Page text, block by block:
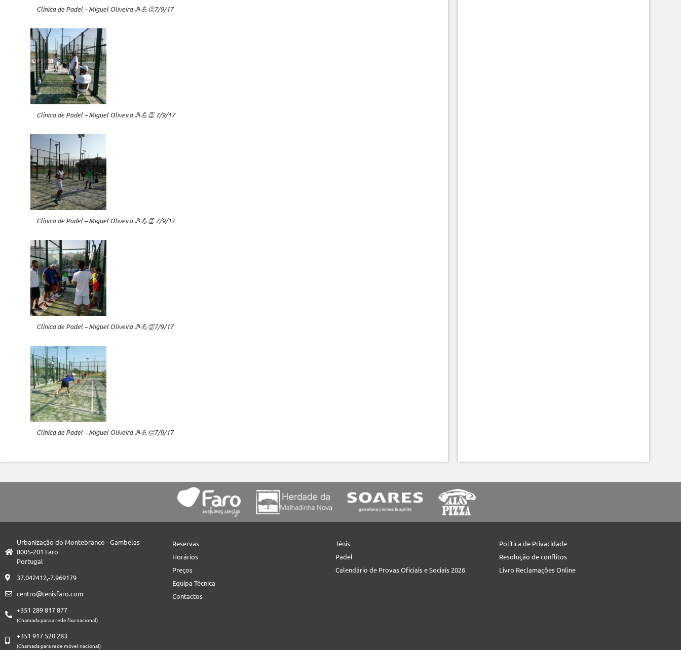
Clínica de Padel – Miguel Oliveira 🎾💪👏7/9/17
Clínica de Padel – Miguel Oliveira 🎾💪👏 7/9/17
Clínica de Padel – Miguel Oliveira 🎾💪👏 7/9/17
Clínica de Padel – Miguel Oliveira 🎾💪👏7/9/17
Clínica de Padel – Miguel Oliveira 🎾💪👏7/9/17
Urbanização do Montebranco - Gambelas
8005-201 Faro
Portugal
37.042412,-7.969179
centro@tenisfaro.com
+351 289 817 877
(Chamada para a rede fixa nacional)
+351 917 520 283
(Chamada para rede móvel nacional)
Reservas
Horários
Preços
Equipa Técnica
Contactos
Ténis
Padel
Calendário de Provas Oficiais e Sociais 2026
Política de Privacidade
Resolução de conflitos
Livro Reclamações Online